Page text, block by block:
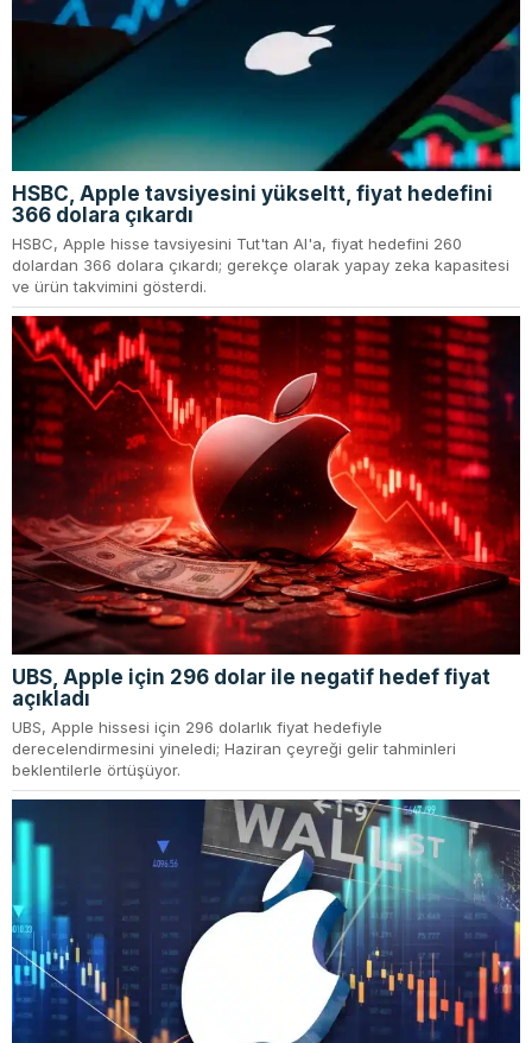
HSBC, Apple tavsiyesini yükseltt, fiyat hedefini
366 dolara çıkardı
HSBC, Apple hisse tavsiyesini Tut'tan Al'a, fiyat hedefini 260
dolardan 366 dolara çıkardı; gerekçe olarak yapay zeka kapasitesi
ve ürün takvimini gösterdi.
UBS, Apple için 296 dolar ile negatif hedef fiyat
açıkladı
UBS, Apple hissesi için 296 dolarlık fiyat hedefiyle
derecelendirmesini yineledi; Haziran çeyreği gelir tahminleri
beklentilerle örtüşüyor.